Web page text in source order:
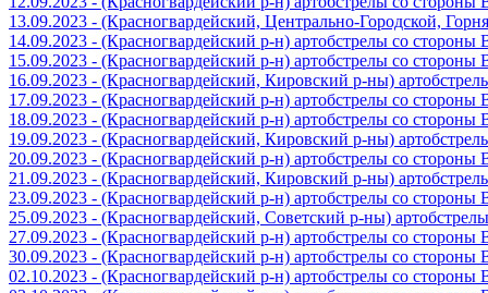
13.09.2023 - (Красногвардейский, Центрально-Городской,
14.09.2023 - (Красногвардейский р-н) артобстрелы со
15.09.2023 - (Красногвардейский р-н) артобстрелы со
16.09.2023 - (Красногвардейский, Кировский р-ны)
17.09.2023 - (Красногвардейский р-н) артобстрелы со
18.09.2023 - (Красногвардейский р-н) артобстрелы со
19.09.2023 - (Красногвардейский, Кировский р-ны)
20.09.2023 - (Красногвардейский р-н) артобстрелы со
21.09.2023 - (Красногвардейский, Кировский р-ны)
23.09.2023 - (Красногвардейский р-н) артобстрелы со
25.09.2023 - (Красногвардейский, Советский р-ны)
27.09.2023 - (Красногвардейский р-н) артобстрелы со
30.09.2023 - (Красногвардейский р-н) артобстрелы со
02.10.2023 - (Красногвардейский р-н) артобстрелы со